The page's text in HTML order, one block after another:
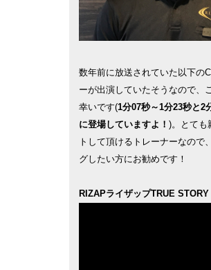
数年前に放送されていた以下の
ーが出演していたそうなので、
幸いです(1分07秒～1分23秒と2
に登場していますよ！ )。とても
トして頂けるトレーナーなので
グしたい方にお勧めです！
RIZAPライザップTRUE